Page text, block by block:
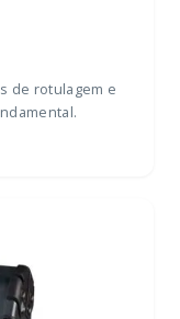
de rotulagem e